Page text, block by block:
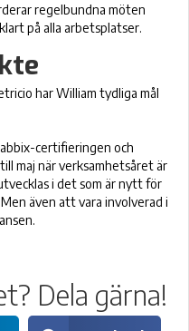
regelbundna möten
på alla arbetsplatser.
har William tydliga mål
certifieringen och
maj när verksamhetsåret är
i det som är nytt för
även att vara involverad i
Dela gärna!